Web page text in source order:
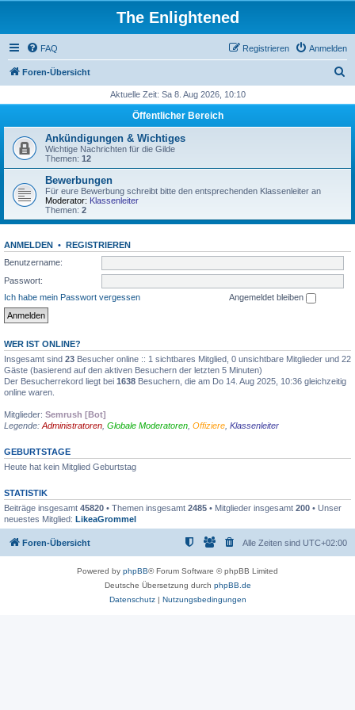
The Enlightened
FAQ Anmelden
Registrieren
Foren-Übersicht
h
Aktuelle Zeit: Sa 8. Aug 2026, 10:10
Öffentlicher Bereich
Ankündigungen & Wichtiges
Wichtige Nachrichten für die Gilde
Themen: 12
Bewerbungen
Für eure Bewerbung schreibt bitte den entsprechenden Klassenleiter an
Moderator: Klassenleiter
Themen: 2
ANMELDEN • REGISTRIEREN
Benutzername:
Passwort:
Ich habe mein Passwort vergessen
Angemeldet bleiben
WER IST ONLINE?
Insgesamt sind 23 Besucher online :: 1 sichtbares Mitglied, 0 unsichtbare Mitglieder und 22
Gäste (basierend auf den aktiven Besuchern der letzten 5 Minuten)
Der Besucherrekord liegt bei 1638 Besuchern, die am Do 14. Aug 2025, 10:36 gleichzeitig
online waren.
Mitglieder: Semrush [Bot]
Legende: Administratoren Globale Moderatoren Offiziere Klassenleiter
GEBURTSTAGE
Heute hat kein Mitglied Geburtstag
STATISTIK
Beiträge insgesamt 45820 • Themen insgesamt 2485 • Mitglieder insgesamt 200 • Unser
neuestes Mitglied: LikeaGrommel
Foren-Übersicht Alle Zeiten sind UTC+02:00
Powered by phpBB® Forum Software © phpBB Limited
Deutsche Übersetzung durch phpBB.de
Datenschutz| Nutzungsbedingungen